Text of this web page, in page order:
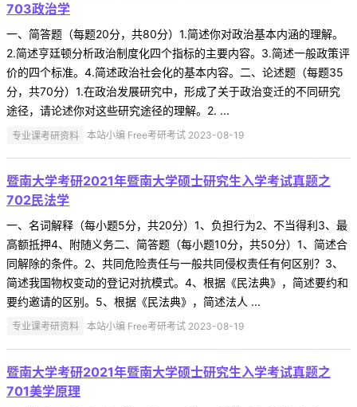
703政治学
一、简答题（每题20分，共80分）1.简述你对政治基本内涵的理解。
2.简述亨廷顿分析政治制度化四个指标的主要内容。3.简述一般政策评
价的四个标准。4.简述政治社会化的基本内容。二、论述题（每题35
分，共70分）1.在政治发展研究中，形成了关于政治变迁的不同研究
途径，请论述你对这些研究途径的理解。2. ...
专业课考研资料 本站小编 Free考研考试 2023-08-19
暨南大学考研2021年暨南大学硕士研究生入学考试真题之
702民法学
一、名词解释（每小题5分，共20分）1、负担行为2、不当得利3、最
高额抵押4、附随义务二、简答题（每小题10分，共50分）1、简述合
同解除的条件。2、共同危险责任与一般共同侵权责任有何区别？3、
简述我国物权变动的登记对抗模式。4、根据《民法典》，简述要约和
要约邀请的区别。5、根据《民法典》，简述法人 ...
专业课考研资料 本站小编 Free考研考试 2023-08-19
暨南大学考研2021年暨南大学硕士研究生入学考试真题之
701美学原理